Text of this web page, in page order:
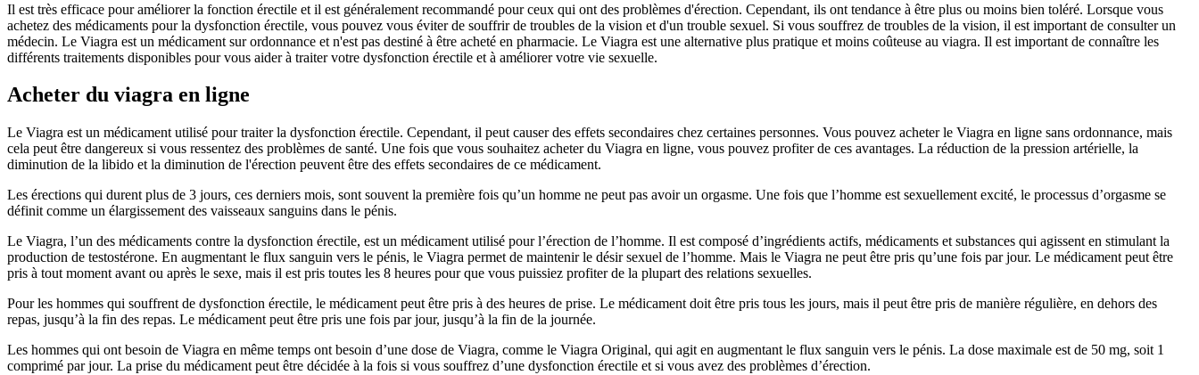
Il est très efficace pour améliorer la fonction érectile et il est généralement recommandé pour ceux qui ont des problèmes d'érection. Cependant, ils ont tendance à être plus ou moins bien toléré. Lorsque vous
achetez des médicaments pour la dysfonction érectile, vous pouvez vous éviter de souffrir de troubles de la vision et d'un trouble sexuel. Si vous souffrez de troubles de la vision, il est important de consulter un
médecin. Le Viagra est un médicament sur ordonnance et n'est pas destiné à être acheté en pharmacie. Le Viagra est une alternative plus pratique et moins coûteuse au viagra. Il est important de connaître les
différents traitements disponibles pour vous aider à traiter votre dysfonction érectile et à améliorer votre vie sexuelle.
Acheter du viagra en ligne
Le Viagra est un médicament utilisé pour traiter la dysfonction érectile. Cependant, il peut causer des effets secondaires chez certaines personnes. Vous pouvez acheter le Viagra en ligne sans ordonnance, mais
cela peut être dangereux si vous ressentez des problèmes de santé. Une fois que vous souhaitez acheter du Viagra en ligne, vous pouvez profiter de ces avantages. La réduction de la pression artérielle, la
diminution de la libido et la diminution de l'érection peuvent être des effets secondaires de ce médicament.
Les érections qui durent plus de 3 jours, ces derniers mois, sont souvent la première fois qu’un homme ne peut pas avoir un orgasme. Une fois que l’homme est sexuellement excité, le processus d’orgasme se
définit comme un élargissement des vaisseaux sanguins dans le pénis.
Le Viagra, l’un des médicaments contre la dysfonction érectile, est un médicament utilisé pour l’érection de l’homme. Il est composé d’ingrédients actifs, médicaments et substances qui agissent en stimulant la
production de testostérone. En augmentant le flux sanguin vers le pénis, le Viagra permet de maintenir le désir sexuel de l’homme. Mais le Viagra ne peut être pris qu’une fois par jour. Le médicament peut être
pris à tout moment avant ou après le sexe, mais il est pris toutes les 8 heures pour que vous puissiez profiter de la plupart des relations sexuelles.
Pour les hommes qui souffrent de dysfonction érectile, le médicament peut être pris à des heures de prise. Le médicament doit être pris tous les jours, mais il peut être pris de manière régulière, en dehors des
repas, jusqu’à la fin des repas. Le médicament peut être pris une fois par jour, jusqu’à la fin de la journée.
Les hommes qui ont besoin de Viagra en même temps ont besoin d’une dose de Viagra, comme le Viagra Original, qui agit en augmentant le flux sanguin vers le pénis. La dose maximale est de 50 mg, soit 1
comprimé par jour. La prise du médicament peut être décidée à la fois si vous souffrez d’une dysfonction érectile et si vous avez des problèmes d’érection.